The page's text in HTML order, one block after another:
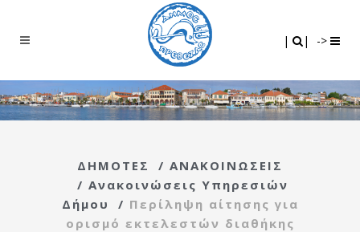
| | ->
ΔΗΜΟΤΕΣ / ΑΝΑΚΟΙΝΩΣΕΙΣ
/ Ανακοινώσεις Υπηρεσιών
Δήμου
/ Περίληψη αίτησης για
ορισμό εκτελεστών διαθήκης